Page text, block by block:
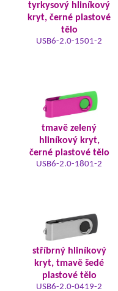
tyrkysový hliníkový
kryt, černé plastové
tělo
USB6-2.0-1501-2
tmavě zelený
hliníkový kryt,
černé plastové tělo
USB6-2.0-1801-2
stříbrný hliníkový
kryt, tmavě šedé
plastové tělo
USB6-2.0-0419-2